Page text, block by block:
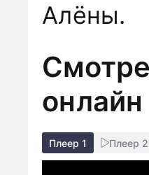
Алёны.
Плеер 1 Плеер 2